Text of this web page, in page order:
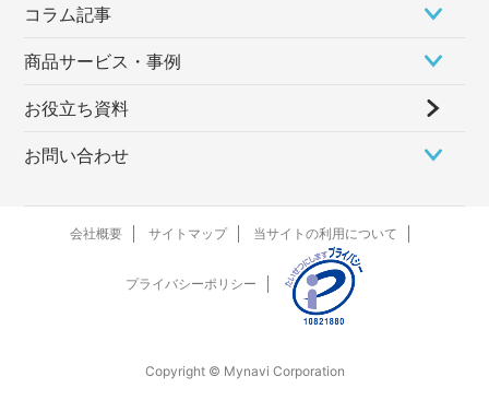
コラム記事
商品サービス・事例
お役立ち資料
お問い合わせ
会社概要 サイトマップ 当サイトの利用について
プライバシーポリシー
Copyright © Mynavi Corporation